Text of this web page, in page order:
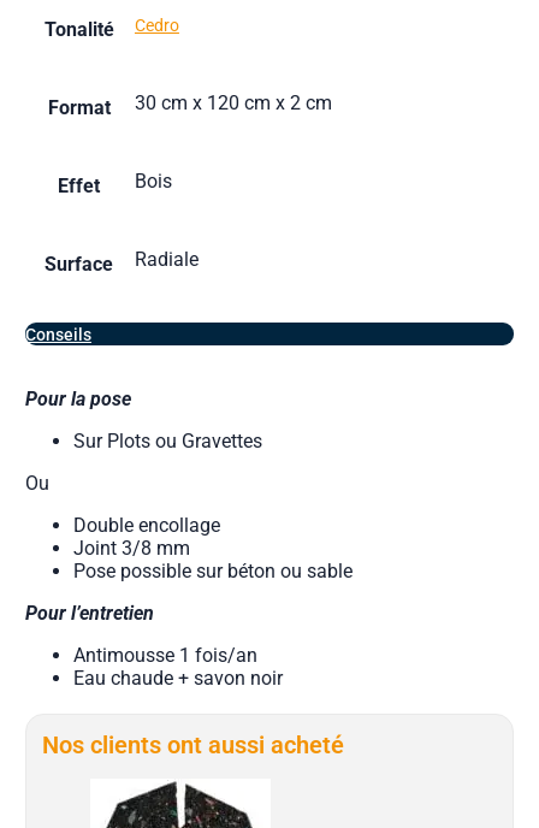
Tonalité Cedro
Format 30 cm x 120 cm x 2 cm
Effet Bois
Surface Radiale
Conseils
Pour la pose
Sur Plots ou Gravettes
Ou
Double encollage
Joint 3/8 mm
Pose possible sur béton ou sable
Pour l’entretien
Antimousse 1 fois/an
Eau chaude + savon noir
Nos clients ont aussi acheté